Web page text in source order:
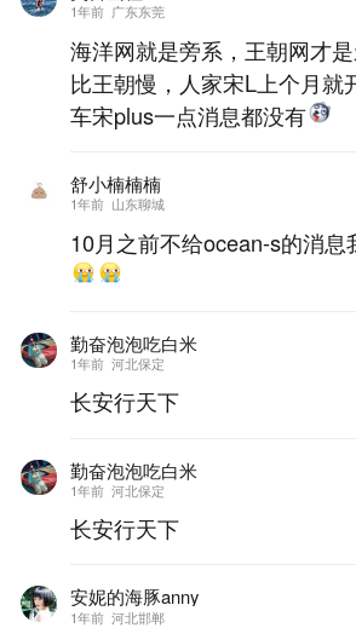
1年前 广东东莞
海洋网就是旁系，王朝网才
比王朝慢，人家宋L上个月就
车宋plus一点消息都没有
舒小楠楠楠
1年前 山东聊城
10月之前不给ocean-s的消息
勤奋泡泡吃白米
1年前 河北保定
长安行天下
勤奋泡泡吃白米
1年前 河北保定
长安行天下
安妮的海豚anny
1年前 河北邯郸